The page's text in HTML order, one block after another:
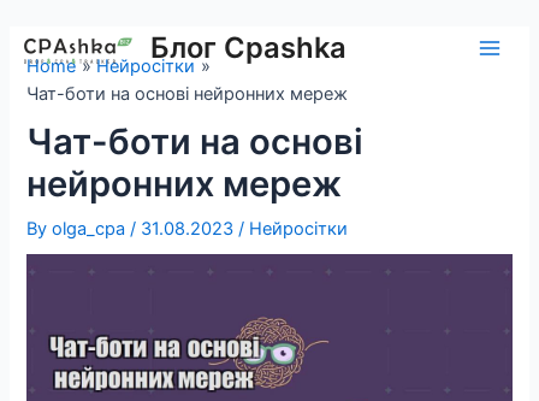
content
Блог Cpashka
Home
Нейросітки
Чат-боти на основі нейронних мереж
Чат-боти на основі
нейронних мереж
Byolga_cpa/ 31.08.2023/ Нейросітки